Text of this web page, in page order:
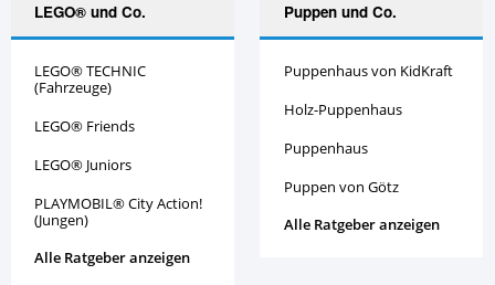
LEGO® und Co.
LEGO® TECHNIC
(Fahrzeuge)
LEGO® Friends
LEGO® Juniors
PLAYMOBIL® City Action!
(Jungen)
Alle Ratgeber anzeigen
Puppen und Co.
Puppenhaus von KidKraft
Holz-Puppenhaus
Puppenhaus
Puppen von Götz
Alle Ratgeber anzeigen